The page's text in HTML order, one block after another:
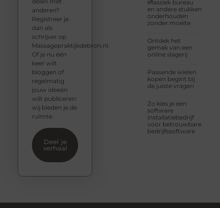
Klassiek bureau
en andere stukken
onderhouden
zonder moeite
Ontdek het
gemak van een
online slagerij
Passende wielen
kopen begint bij
de juiste vragen
Zo kies je een
software
installatiebedrijf
voor betrouwbare
bedrijfssoftware
anderen?
Registreer je
dan als
schrijver op
Massagepraktijkdebron.nl.
Of je nu één
keer wilt
bloggen of
regelmatig
jouw ideeën
wilt publiceren:
wij bieden je de
ruimte.
Deel je
verhaal